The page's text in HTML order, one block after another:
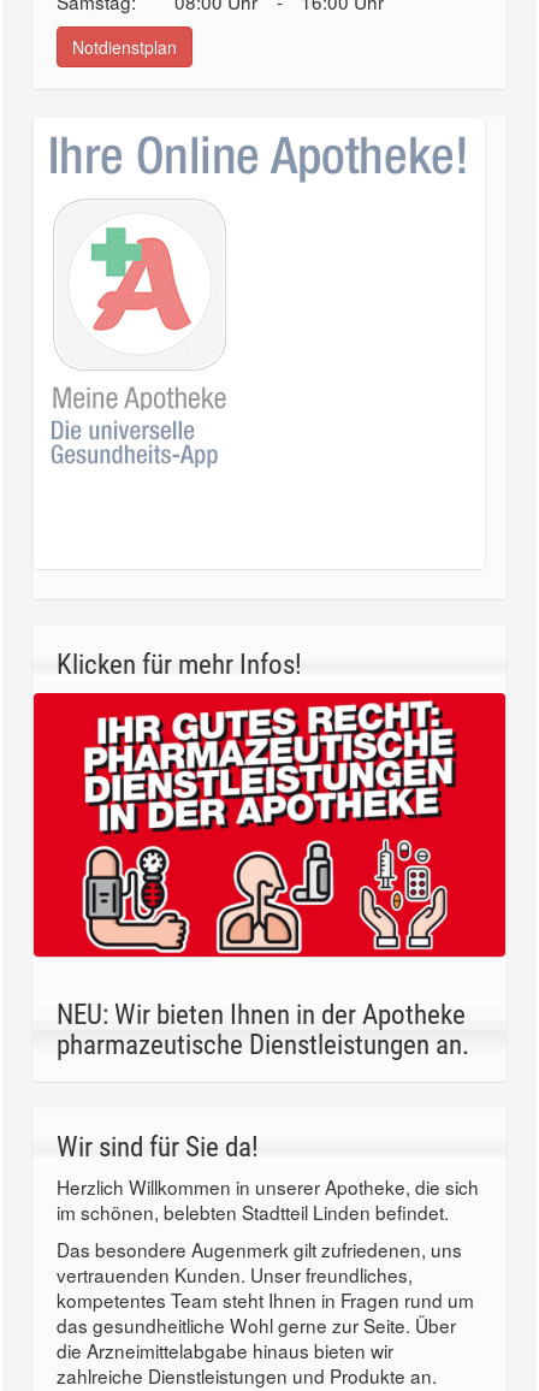
Notdienstplan
Klicken für mehr Infos!
NEU: Wir bieten Ihnen in der Apotheke
pharmazeutische Dienstleistungen an.
Wir sind für Sie da!
Herzlich Willkommen in unserer Apotheke, die sich
im schönen, belebten Stadtteil Linden befindet.
Das besondere Augenmerk gilt zufriedenen, uns
vertrauenden Kunden. Unser freundliches,
kompetentes Team steht Ihnen in Fragen rund um
das gesundheitliche Wohl gerne zur Seite. Über
die Arzneimittelabgabe hinaus bieten wir
zahlreiche Dienstleistungen und Produkte an.